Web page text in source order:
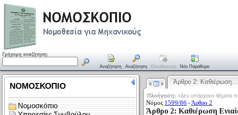
Γρήγορη αναζήτηση:
Αναζήτηση Αναζήτηση Ελευθέρωση Νέο Παράθυρο
Άρθρο 2: Καθιέρωση…